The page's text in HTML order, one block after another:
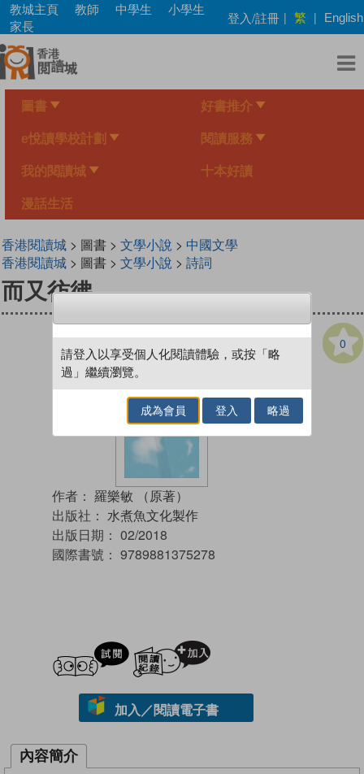
Skip
main
content
教城主頁 教師 中學生
小學生
家長
登入/註冊 | 繁 | English
圖書 好書推介
e悅讀學校計劃 閱讀服務
我的閱讀城 十本好讀
漫話生活
香港閱讀城> 圖書 > 文學小說 > 中國文學
香港閱讀城> 圖書 > 文學小說 > 詩詞
而又彷彿
0
作者： 羅樂敏 （原著）
出版社： 水煮魚文化製作
出版日期： 02/2018
國際書號： 9789881375278
試閲
加入／閱讀電子書
內容簡介
請登入以享受個人化閱讀體驗，或按「略
過」繼續瀏覽。
成為會員 登入 略過